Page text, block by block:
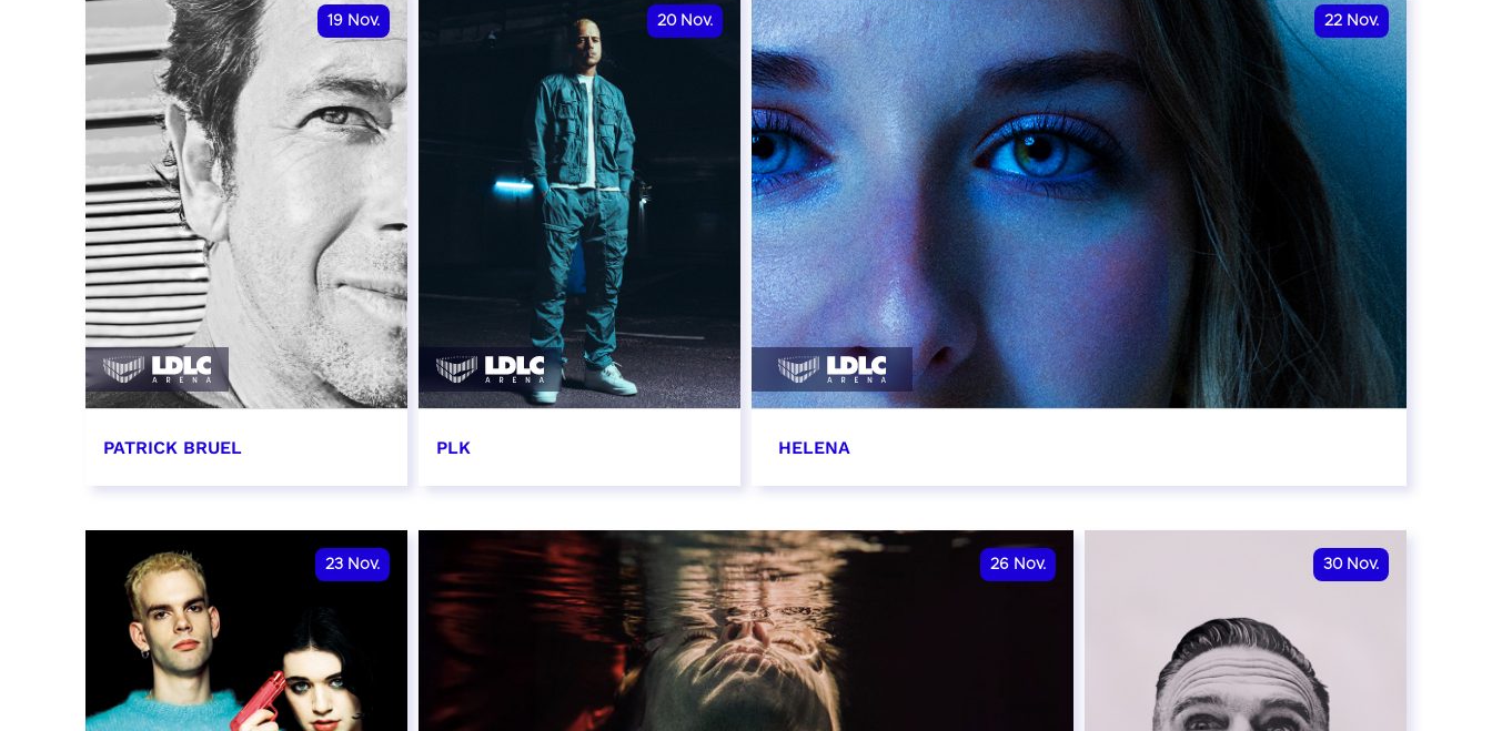
RÉSERVER RÉSERVER
19 Nov.
PATRICK BRUEL
RÉSERVER
20 Nov.
PLK
RÉSERVER
22 Nov.
HELENA
RÉSERVER
23 Nov. 26 Nov. 30 Nov.